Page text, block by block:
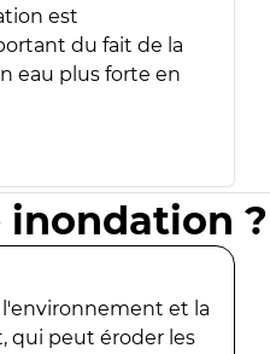
est
du fait de la
eau plus forte en
inondation ?
et la
qui peut éroder les